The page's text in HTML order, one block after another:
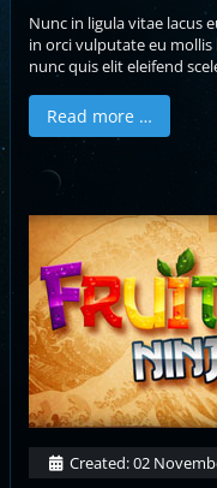
Nunc in ligula vitae lacus
in orci vulputate eu
nunc quis elit eleifend
Read more …
Created: 02